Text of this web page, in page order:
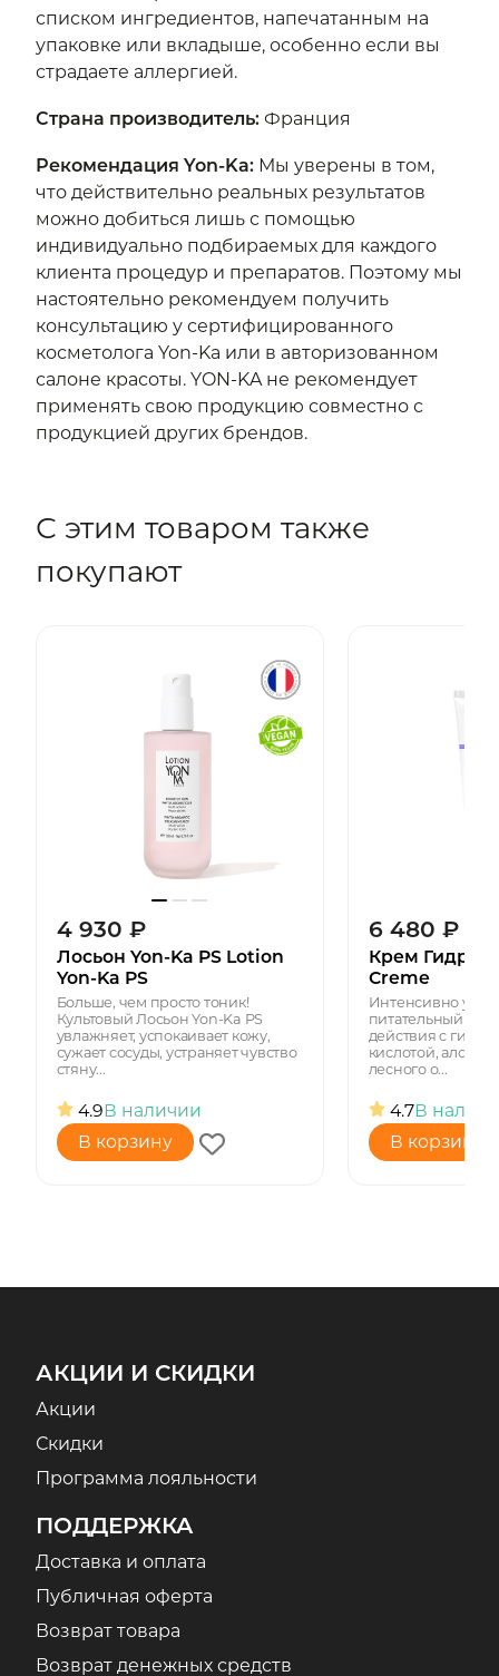
списком ингредиентов, напечатанным на
упаковке или вкладыше, особенно если вы
страдаете аллергией.
Страна производитель:Франция
Рекомендация Yon-Ka:Мы уверены в том,
что действительно реальных результатов
можно добиться лишь с помощью
индивидуально подбираемых для каждого
клиента процедур и препаратов. Поэтому мы
настоятельно рекомендуем получить
консультацию у сертифицированного
косметолога Yon-Ka или в авторизованном
салоне красоты. YON-KA не рекомендует
применять свою продукцию совместно с
продукцией других брендов.
С этим товаром также
покупают
4 930 ₽
Лосьон Yon-Ka PS Lotion
Yon-Ka PS
Больше, чем просто тоник!
Культовый Лосьон Yon-Ka PS
увлажняет, успокаивает кожу,
сужает сосуды, устраняет чувство
стяну...
4.9В наличии
В корзину
6 480 ₽
Крем Гидра
Creme
Интенсивно
питательный
действия c
кислотой, алоэ
лесного о...
4.7В
В корзину
АКЦИИ И СКИДКИ
Акции
Скидки
Программа лояльности
ПОДДЕРЖКА
Доставка и оплата
Публичная оферта
Возврат товара
Возврат денежных средств